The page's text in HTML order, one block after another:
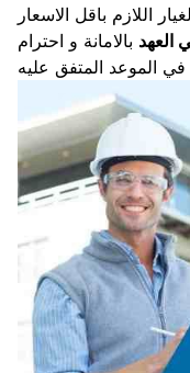
العهد بالامانة و احترام